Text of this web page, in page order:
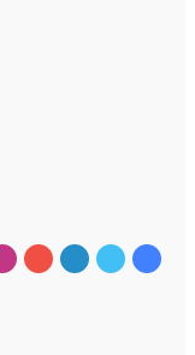
Twitter
LinkedIn
YouTube
Instagram